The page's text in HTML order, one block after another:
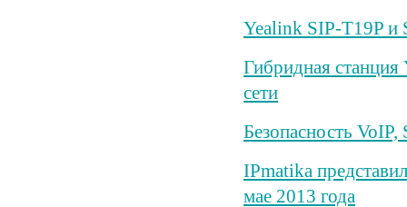
Yealink SIP-T19P и
Гибридная
сети
Безопасность
IPmatika
мае 2013 года